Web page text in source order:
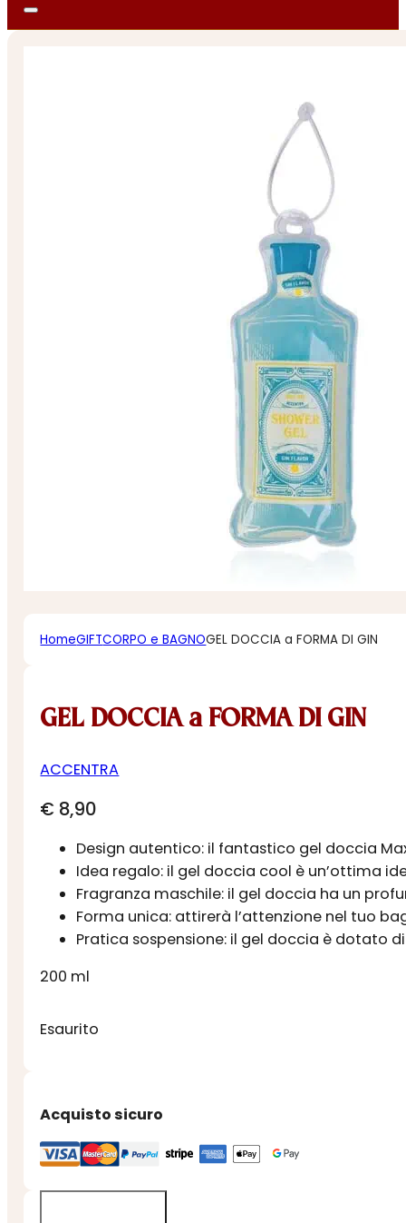
HomeGIFTCORPO e BAGNOGEL DOCCIA a FORMA DI GIN
GEL DOCCIA a FORMA DI GIN
ACCENTRA
€ 8,90
Design autentico: il fantastico gel doccia
Idea regalo: il gel doccia cool è un’ottima
Fragranza maschile: il gel doccia ha un
Forma unica: attirerà l’attenzione nel tuo
Pratica sospensione: il gel doccia è dotato
200 ml
Esaurito
Acquisto sicuro